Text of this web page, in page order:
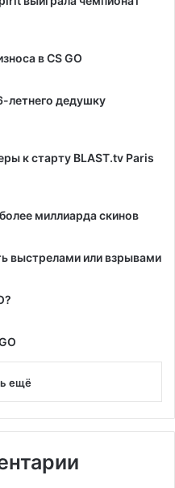
в CS GO
летнего дедушку
к старту BLAST.tv Paris
миллиарда скинов
выстрелами или взрывами
ещё